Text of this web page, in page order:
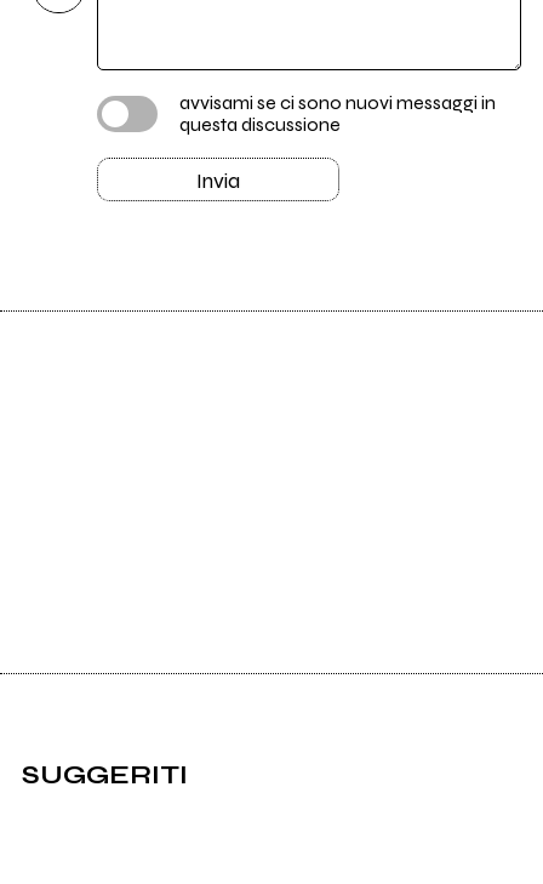
avvisami se ci sono nuovi messaggi in
questa discussione
Invia
SUGGERITI